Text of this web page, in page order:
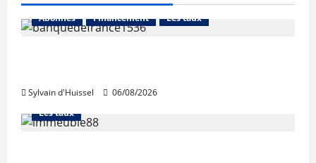
Abonnés Financement Les taux
Sylvain d'Huissel 06/08/2026
Abonnés Financement
Les taux